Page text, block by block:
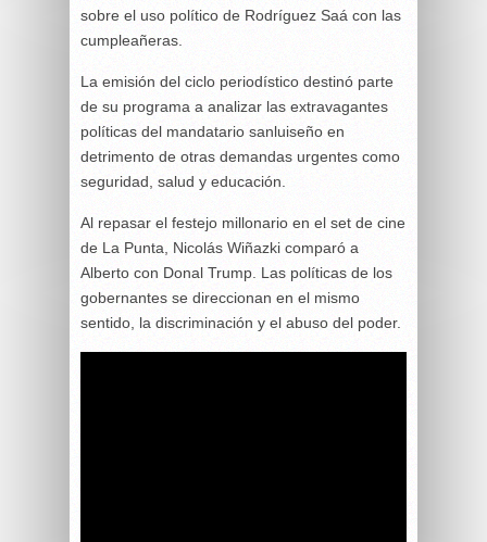
sobre el uso político de Rodríguez Saá con las
cumpleañeras.
La emisión del ciclo periodístico destinó parte
de su programa a analizar las extravagantes
políticas del mandatario sanluiseño en
detrimento de otras demandas urgentes como
seguridad, salud y educación.
Al repasar el festejo millonario en el set de cine
de La Punta, Nicolás Wiñazki comparó a
Alberto con Donal Trump. Las políticas de los
gobernantes se direccionan en el mismo
sentido, la discriminación y el abuso del poder.